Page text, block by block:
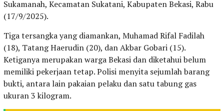
Sukamanah, Kecamatan Sukatani, Kabupaten Bekasi, Rabu
(17/9/2025).
Tiga tersangka yang diamankan, Muhamad Rifal Fadilah
(18), Tatang Haerudin (20), dan Akbar Gobari (15).
Ketiganya merupakan warga Bekasi dan diketahui belum
memiliki pekerjaan tetap. Polisi menyita sejumlah barang
bukti, antara lain pakaian pelaku dan satu tabung gas
ukuran 3 kilogram.